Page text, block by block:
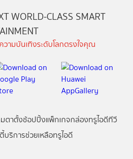
WORLD-CLASS SMART
ามบันเทิงระดับโลกตรงใจคุณ
ตาตั้งช้อปปิ้งแพ็กเกจกล่องทรูไอดีทีวี
บริการช่วยเหลือทรูไอดี